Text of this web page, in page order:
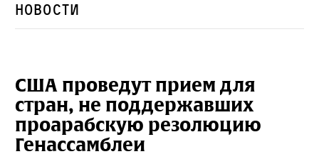
Новости
США проведут прием для
стран, не поддержавших
проарабскую резолюцию
Генассамблеи